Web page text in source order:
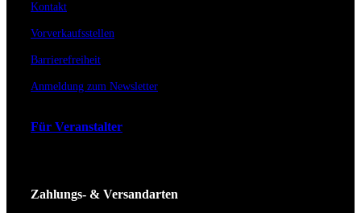
Kontakt
Vorverkaufsstellen
Barrierefreiheit
Anmeldung zum Newsletter
Für Veranstalter
Zahlungs- & Versandarten